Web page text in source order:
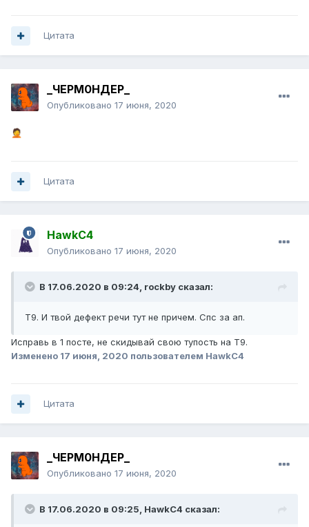
Цитата
_ЧЕРМ0НДЕР_
Опубликовано 17 июня, 2020
🤦
Цитата
HawkC4
Опубликовано 17 июня, 2020
В 17.06.2020 в 09:24, rockby сказал:
Т9. И твой дефект речи тут не причем. Спс за ап.
Исправь в 1 посте, не скидывай свою тупость на Т9.
Изменено 17 июня, 2020 пользователем HawkC4
Цитата
_ЧЕРМ0НДЕР_
Опубликовано 17 июня, 2020
В 17.06.2020 в 09:25, HawkC4 сказал: